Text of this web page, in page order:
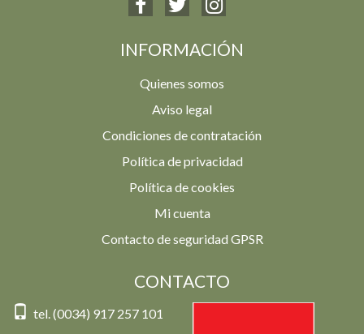
INFORMACIÓN
Quienes somos
Aviso legal
Condiciones de contratación
Política de privacidad
Política de cookies
Mi cuenta
Contacto de seguridad GPSR
CONTACTO
tel. (0034) 917 257 101